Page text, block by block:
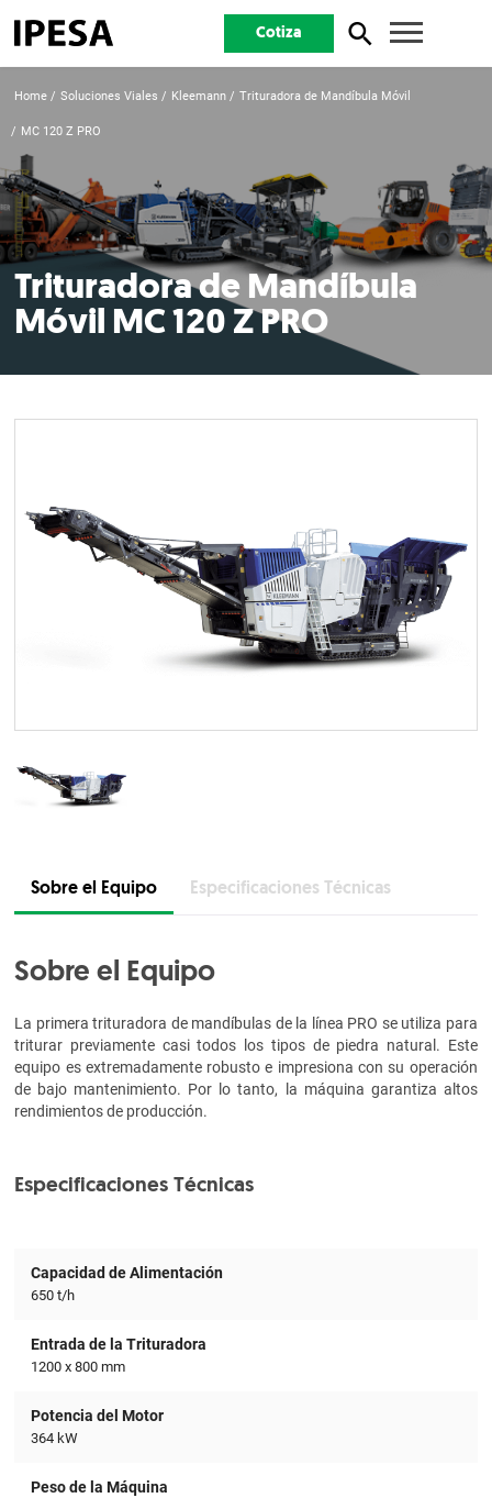
Cotiza
Home Soluciones Viales Kleemann Trituradora de Mandíbula Móvil
MC 120 Z PRO
Trituradora de Mandíbula
Móvil MC 120 Z PRO
Sobre el Equipo Especificaciones Técnicas
Sobre el Equipo
La primera trituradora de mandíbulas de la línea PRO se utiliza para
triturar previamente casi todos los tipos de piedra natural. Este
equipo es extremadamente robusto e impresiona con su operación
de bajo mantenimiento. Por lo tanto, la máquina garantiza altos
rendimientos de producción.
Especificaciones Técnicas
Capacidad de Alimentación
650 t/h
Entrada de la Trituradora
1200 x 800 mm
Potencia del Motor
364 kW
Peso de la Máquina